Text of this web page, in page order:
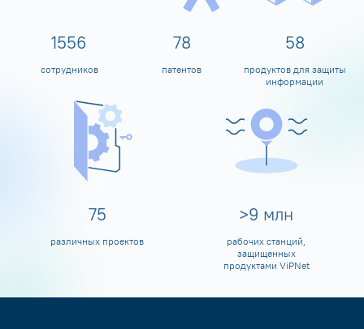
1600
сотрудников
80
патентов
60
продуктов для защиты
информации
80
различных проектов
>10 млн
рабочих станций,
защищенных
продуктами ViPNet